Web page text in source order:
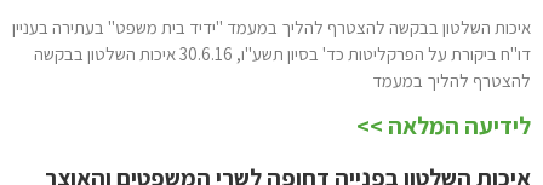
איכות השלטון בבקשה להצטרף להליך במעמד "ידיד בית משפט" בעתירה בעניין
דו"ח ביקורת על הפרקליטות כד' בסיון תשע"ו, 30.6.16 איכות השלטון בבקשה
להצטרף להליך במעמד
לידיעה המלאה >>
איכות השלטון בפנייה דחופה לשרי המשפטים והאוצר